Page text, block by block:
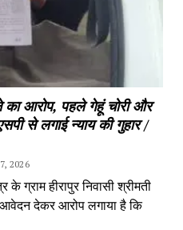
आरोप, पहले गेहूं चोरी और
से लगाई न्याय की गुहार /
2026
के ग्राम हीरापुर निवासी श्रीमती
देकर आरोप लगाया है कि